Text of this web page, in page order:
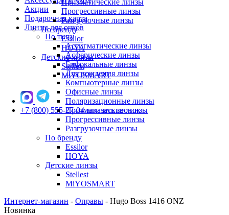
Акции
Подарочная карта
Линзы для очков
По типу
Астигматические линзы
Асферические линзы
Бифокальные линзы
Для вождения линзы
Компьютерные линзы
Офисные линзы
Поляризационные линзы
Призматические линзы
Прогрессивные линзы
Разгрузочные линзы
По бренду
Essilor
HOYA
Детские линзы
Stellest
MiYOSMART
Призматические линзы
Прогрессивные линзы
Разгрузочные линзы
По бренду
Essilor
HOYA
Детские линзы
Stellest
MiYOSMART
+7 (800) 555-27-04 заказать звонок
Интернет-магазин - Оправы - Hugo Boss 1416 ONZ
Новинка